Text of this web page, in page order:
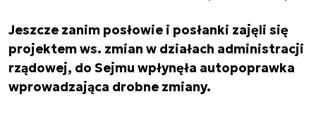
Jeszcze zanim posłowie i posłanki zajęli się
projektem ws. zmian w działach administracji
rządowej, do Sejmu wpłynęła autopoprawka
wprowadzająca drobne zmiany.